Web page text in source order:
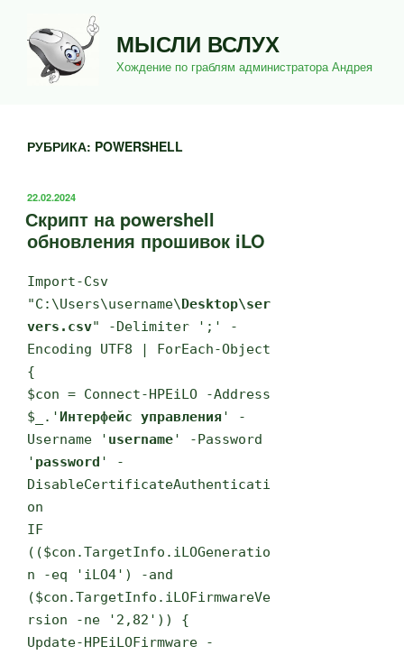
содержимому
МЫСЛИ ВСЛУХ
Хождение по граблям администратора Андрея
РУБРИКА: POWERSHELL
ОПУБЛИКОВАНО
22.02.2024
Скрипт на powershell
обновления прошивок iLO
Import-Csv
"C:\Users\username\Desktop\ser
vers.csv" -Delimiter ';' -
Encoding UTF8 | ForEach-Object
{
$con = Connect-HPEiLO -Address
$_.'Интерфейс управления' -
Username ' username' -Password
' password ' -
DisableCertificateAuthenticati
on
IF
(($con.TargetInfo.iLOGeneratio
n -eq 'iLO4') -and
($con.TargetInfo.iLOFirmwareVe
rsion -ne '2,82')) {
Update-HPEiLOFirmware -